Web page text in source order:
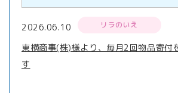
2026.06.10 リラのいえ
東横商事(株)様より、毎月2回物品寄付
す